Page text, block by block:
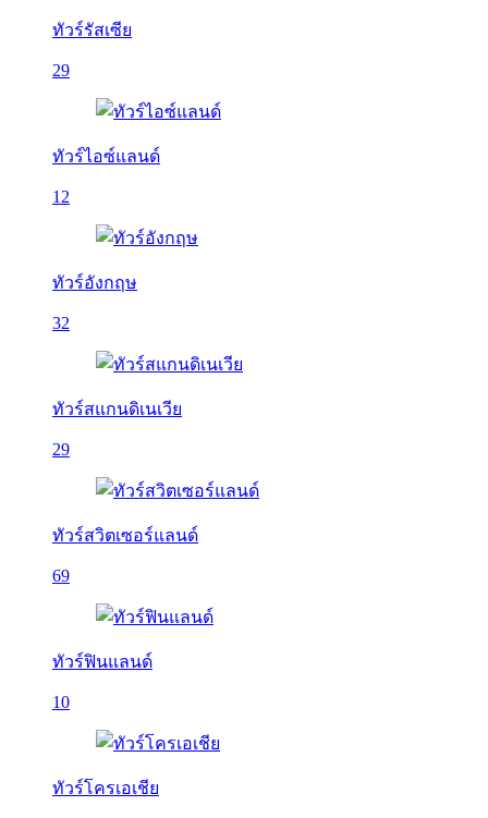
ทัวร์รัสเซีย
29
ทัวร์ไอซ์แลนด์
12
ทัวร์อังกฤษ
32
ทัวร์สแกนดิเนเวีย
29
ทัวร์สวิตเซอร์แลนด์
69
ทัวร์ฟินแลนด์
10
ทัวร์โครเอเชีย